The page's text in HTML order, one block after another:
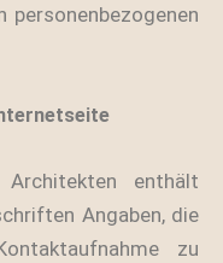
personenbezogenen
enthält
Angaben, die
zu